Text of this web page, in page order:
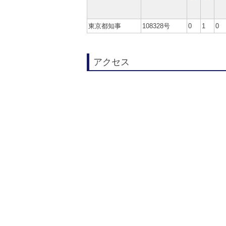
東京都知事 108328号 0 1 0
アクセス